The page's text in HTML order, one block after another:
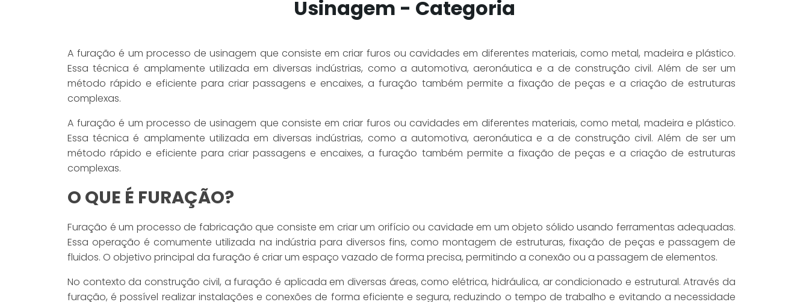
Usinagem - Categoria
A furação é um processo de usinagem que consiste em criar furos ou cavidades em diferentes materiais, como metal, madeira e plástico.
Essa técnica é amplamente utilizada em diversas indústrias, como a automotiva, aeronáutica e a de construção civil. Além de ser um
método rápido e eficiente para criar passagens e encaixes, a furação também permite a fixação de peças e a criação de estruturas
complexas.
A furação é um processo de usinagem que consiste em criar furos ou cavidades em diferentes materiais, como metal, madeira e plástico.
Essa técnica é amplamente utilizada em diversas indústrias, como a automotiva, aeronáutica e a de construção civil. Além de ser um
método rápido e eficiente para criar passagens e encaixes, a furação também permite a fixação de peças e a criação de estruturas
complexas.
O QUE É FURAÇÃO?
Furação é um processo de fabricação que consiste em criar um orifício ou cavidade em um objeto sólido usando ferramentas adequadas.
Essa operação é comumente utilizada na indústria para diversos fins, como montagem de estruturas, fixação de peças e passagem de
fluidos. O objetivo principal da furação é criar um espaço vazado de forma precisa, permitindo a conexão ou a passagem de elementos.
No contexto da construção civil, a furação é aplicada em diversas áreas, como elétrica, hidráulica, ar condicionado e estrutural. Através da
furação, é possível realizar instalações e conexões de forma eficiente e segura, reduzindo o tempo de trabalho e evitando a necessidade